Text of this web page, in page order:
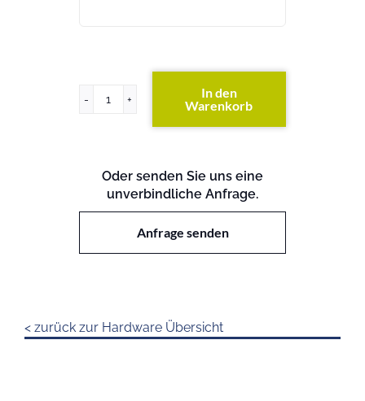
FAS6200
In den
Warenkorb
Oder senden Sie uns eine
unverbindliche Anfrage.
Anfrage senden
< zurück zur Hardware Übersicht